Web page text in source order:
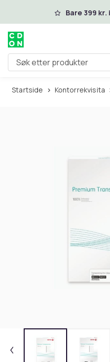
Hopp til hovedinnhold
Bare 399
Søk etter produkter
Startside Kontorrekvisita